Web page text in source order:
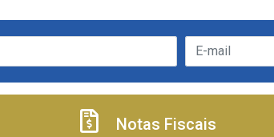
Notas Fiscais